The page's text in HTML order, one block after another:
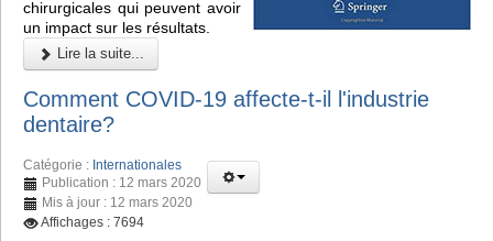
chirurgicales qui peuvent avoir
un impact sur les résultats.
Lire la suite...
Comment COVID-19 affecte-t-il l'industrie
dentaire?
Catégorie : Internationales
Publication : 12 mars 2020
Mis à jour : 12 mars 2020
Affichages : 7694